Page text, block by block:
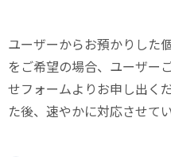
ユーザーからお預かりした
をご希望の場合、ユーザー
せフォームよりお申し出く
た後、速やかに対応させて